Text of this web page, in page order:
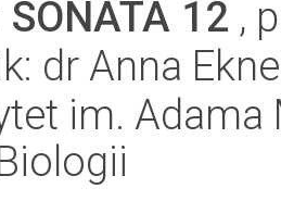
SONATA 12 ,
dr Anna
im.